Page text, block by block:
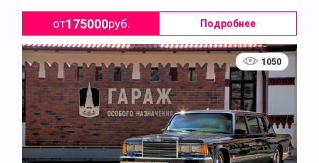
от175000руб. Подробнее
1050